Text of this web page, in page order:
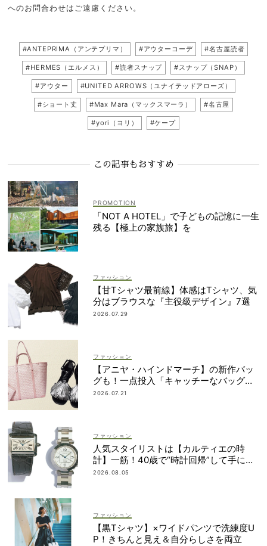
へのお問合わせはご遠慮ください。
#ANTEPRIMA（アンテプリマ） #アウターコーデ #名古屋読者
#HERMES（エルメス） #読者スナップ #スナップ（SNAP）
#アウター #UNITED ARROWS（ユナイテッドアローズ）
#ショート丈 #Max Mara（マックスマーラ） #名古屋
#yori（ヨリ） #ケープ
この記事もおすすめ
「NOT A HOTEL」で子どもの記憶に一生
残る【極上の家族旅】を
ファッション
【甘Tシャツ最前線】体感はTシャツ、気
分はブラウスな『主役級デザイン』7選
2026.07.29
ファッション
【アニヤ・ハインドマーチ】の新作バッ
グも！一点投入「キャッチーなバッグ＆
小物」3選
2026.07.21
ファッション
人気スタイリストは【カルティエの時
計】一筋！40歳で“時計回帰”して手に入
れた名品は？
2026.08.05
ファッション
【黒Tシャツ】×ワイドパンツで洗練度U
P！きちんと見え＆自分らしさを両立